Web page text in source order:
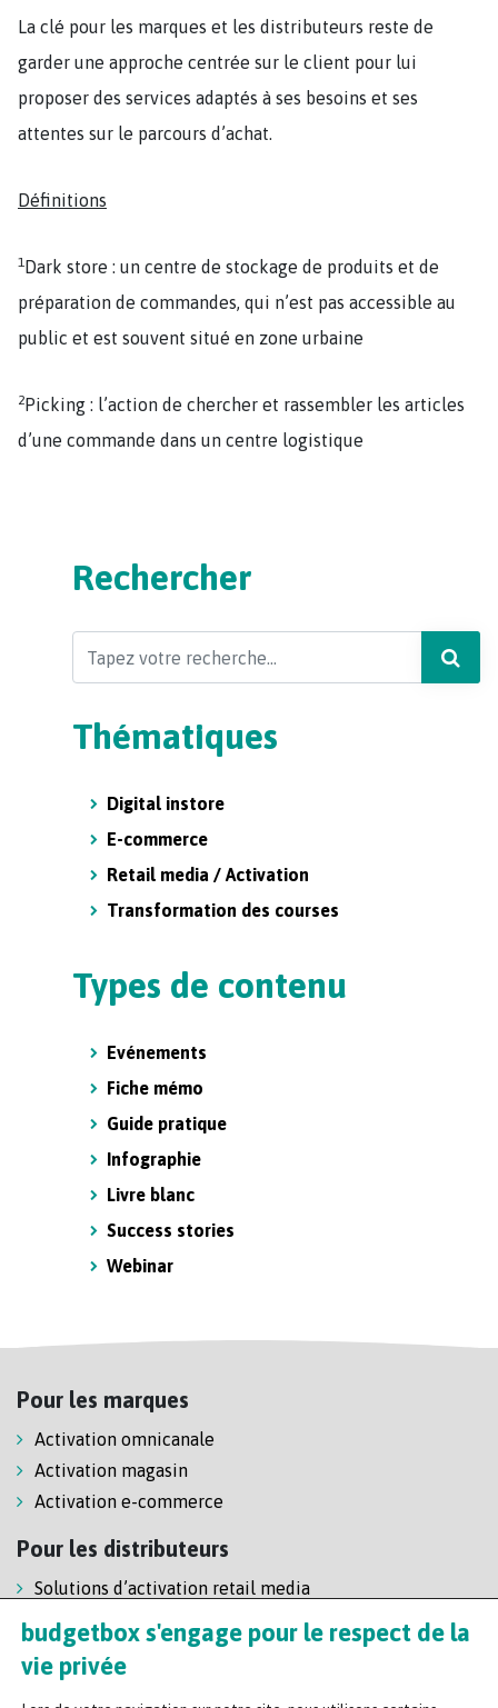
La clé pour les marques et les distributeurs reste de
garder une approche centrée sur le client pour lui
proposer des services adaptés à ses besoins et ses
attentes sur le parcours d’achat.
Définitions
1 Dark store : un centre de stockage de produits et de
préparation de commandes, qui n’est pas accessible au
public et est souvent situé en zone urbaine
2 Picking : l’action de chercher et rassembler les articles
d’une commande dans un centre logistique
Rechercher
Thématiques
Digital instore
E-commerce
Retail media / Activation
Transformation des courses
Types de contenu
Evénements
Fiche mémo
Guide pratique
Infographie
Livre blanc
Success stories
Webinar
Pour les marques
Activation omnicanale
Activation magasin
Activation e-commerce
Pour les distributeurs
Solutions d’activation retail media
Solution de self-scanning
Régie enseigne
budgetbox s'engage pour le respect de la
vie privée